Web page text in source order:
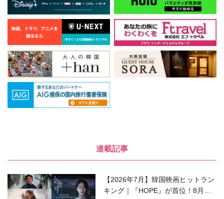
連載記事
【2026年7月】韓国映画ヒットラン
キング｜『HOPE』が首位！8月公